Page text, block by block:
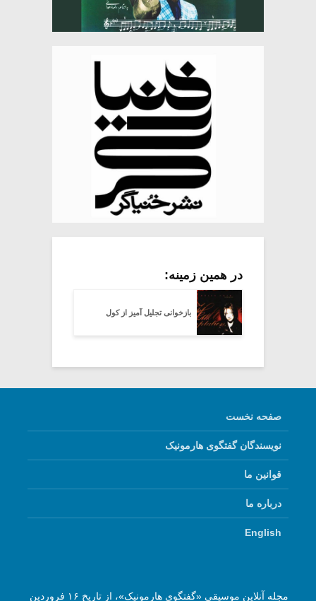
در همین زمینه:
بازخوانی تجلیل آمیز از کول
صفحه نخست
نویسندگان گفتگوی هارمونیک
قوانین ما
درباره ما
English
مجله آنلاین موسیقی «گفتگوی هارمونیک»، از تاریخ ۱۶ فروردین